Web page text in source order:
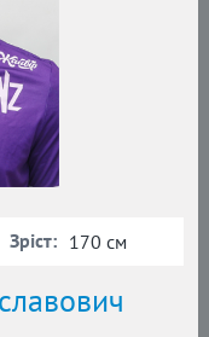
Зріст: 170 см